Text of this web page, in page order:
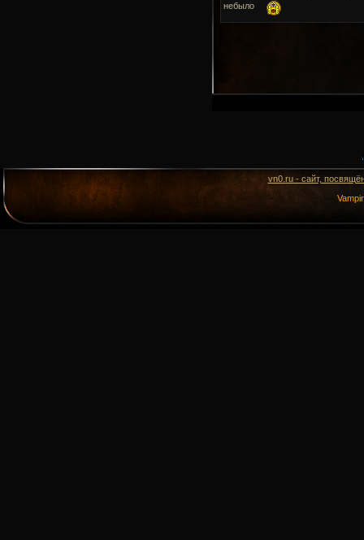
небыло
vn0.ru - сайт,